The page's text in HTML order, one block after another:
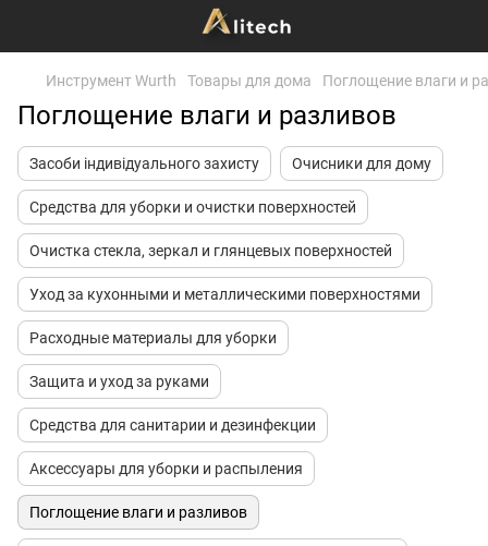
Инструмент Wurth Товары для дома Поглощение влаги и
Поглощение влаги и разливов
Засоби індивідуального захисту Очисники для дому
Средства для уборки и очистки поверхностей
Очистка стекла, зеркал и глянцевых поверхностей
Уход за кухонными и металлическими поверхностями
Расходные материалы для уборки
Защита и уход за руками
Средства для санитарии и дезинфекции
Аксессуары для уборки и распыления
Поглощение влаги и разливов